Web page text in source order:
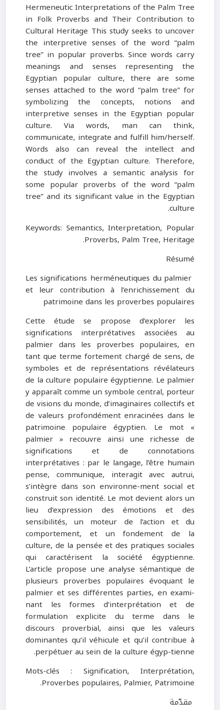
Hermeneutic Interpretations of the Palm Tree
in Folk Proverbs and Their Contribution to
Cultural Heritage This study seeks to uncover
the interpretive senses of the word “palm
tree” in popular proverbs. Since words carry
meanings and senses representing the
Egyptian popular culture, there are some
senses attached to the word “palm tree” for
symbolizing the concepts, notions and
interpretive senses in the Egyptian popular
culture. Via words, man can think,
communicate, integrate and fulfill him/herself.
Words also can reveal the intellect and
conduct of the Egyptian culture. Therefore,
the study involves a semantic analysis for
some popular proverbs of the word “palm
tree” and its significant value in the Egyptian
culture.
Keywords: Semantics, Interpretation, Popular
Proverbs, Palm Tree, Heritage.
Résumé
Les significations herméneutiques du palmier
et leur contribution à l’enrichissement du
patrimoine dans les proverbes populaires
Cette étude se propose d’explorer les
significations interprétatives associées au
palmier dans les proverbes populaires, en
tant que terme fortement chargé de sens, de
symboles et de représentations révélateurs
de la culture populaire égyptienne. Le palmier
y apparaît comme un symbole central, porteur
de visions du monde, d’imaginaires collectifs et
de valeurs profondément enracinées dans le
patrimoine populaire égyptien. Le mot «
palmier » recouvre ainsi une richesse de
significations et de connotations
interprétatives : par le langage, l’être humain
pense, communique, interagit avec autrui,
s’intègre dans son environne-ment social et
construit son identité. Le mot devient alors un
lieu d’expression des émotions et des
sensibilités, un moteur de l’action et du
comportement, et un fondement de la
culture, de la pensée et des pratiques sociales
qui caractérisent la société égyptienne.
L’article propose une analyse sémantique de
plusieurs proverbes populaires évoquant le
palmier et ses différentes parties, en exami-
nant les formes d’interprétation et de
formulation explicite du terme dans le
discours proverbial, ainsi que les valeurs
dominantes qu’il véhicule et qu’il contribue à
perpétuer au sein de la culture égyp-tienne.
Mots-clés : Signification, Interprétation,
Proverbes populaires, Palmier, Patrimoine.
مقدّمة